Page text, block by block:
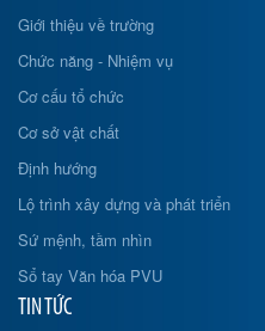
Giới thiệu về trường
Chức năng - Nhiệm vụ
Cơ cấu tổ chức
Cơ sở vật chất
Định hướng
Lộ trình xây dựng và phát triển
Sứ mệnh, tầm nhìn
Sổ tay Văn hóa PVU
TIN TỨC